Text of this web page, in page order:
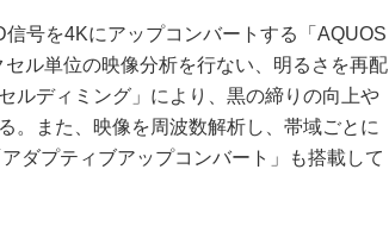
号を4Kにアップコンバートする「AQUOS
ル単位の映像分析を行ない、明るさを再配
ルディミング」により、黒の締りの向上や
。また、映像を周波数解析し、帯域ごとに
ダプティブアップコンバート」も搭載して